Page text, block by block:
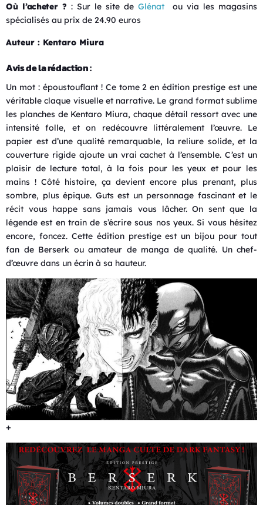
Où l’acheter ? : Sur le site deGlénat
ou via les magasins
spécialisés au prix de 24.90 euros
Auteur : Kentaro Miura
Avis de la rédaction :
Un mot : époustouflant ! Ce tome 2 en édition prestige est une
véritable claque visuelle et narrative. Le grand format sublime
les planches de Kentaro Miura, chaque détail ressort avec une
intensité folle, et on redécouvre littéralement l’œuvre. Le
papier est d’une qualité remarquable, la reliure solide, et la
couverture rigide ajoute un vrai cachet à l’ensemble. C’est un
plaisir de lecture total, à la fois pour les yeux et pour les
mains ! Côté histoire, ça devient encore plus prenant, plus
sombre, plus épique. Guts est un personnage fascinant et le
récit vous happe sans jamais vous lâcher. On sent que la
légende est en train de s’écrire sous nos yeux. Si vous hésitez
encore, foncez. Cette édition prestige est un bijou pour tout
fan de Berserk ou amateur de manga de qualité. Un chef-
d’œuvre dans un écrin à sa hauteur.
+